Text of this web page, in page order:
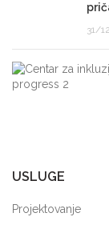
31/
USLUGE
Projektovanje